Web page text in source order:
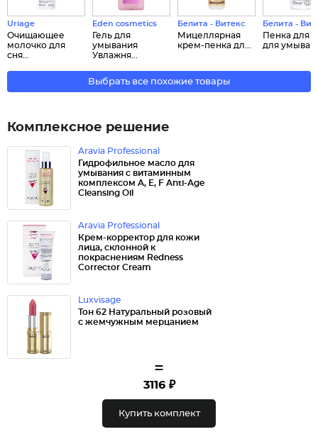
Uriage
Очищающее
молочко для
сня...
Eden cosmetics
Гель для
умывания
Увлажня...
Белита - Витекс
Мицеллярная
крем-пенка дл...
Белита -
Пенка для
для
Выбрать все похожие товары
Комплексное решение
Aravia Professional
Гидрофильное масло для
умывания с витаминным
комплексом A, E, F Anti-Age
Cleansing Oil
Aravia Professional
Крем-корректор для кожи
лица, склонной к
покраснениям Redness
Corrector Cream
Luxvisage
Тон 62 Натуральный розовый
с жемчужным мерцанием
=
3116 ₽
Купить комплект